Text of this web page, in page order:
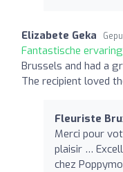
Elizabete Geka
Fantastische
Brussels and had a
The recipient loved
Fleuriste
Merci pour
plaisir …
chez